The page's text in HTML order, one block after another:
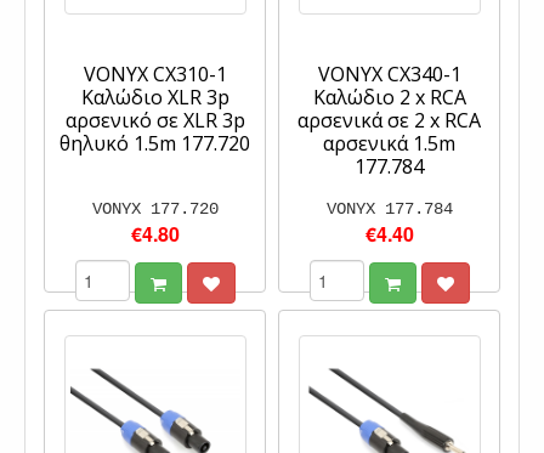
VONYX CX310-1
Καλώδιο XLR 3p
αρσενικό σε XLR 3p
θηλυκό 1.5m 177.720
VONYX 177.720
€4.80
VONYX CX340-1
Καλώδιο 2 x RCA
αρσενικά σε 2 x RCA
αρσενικά 1.5m
177.784
VONYX 177.784
€4.40